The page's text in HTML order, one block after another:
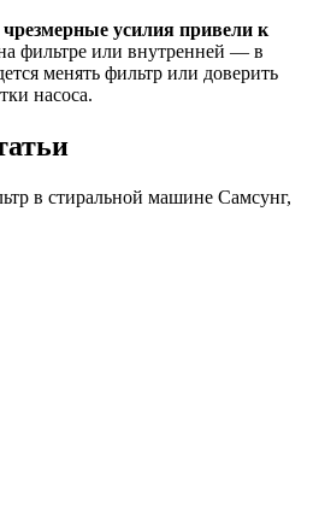
чрезмерные усилия привели к
фильтре или внутренней — в
менять фильтр или доверить
насоса.
в стиральной машине Самсунг,